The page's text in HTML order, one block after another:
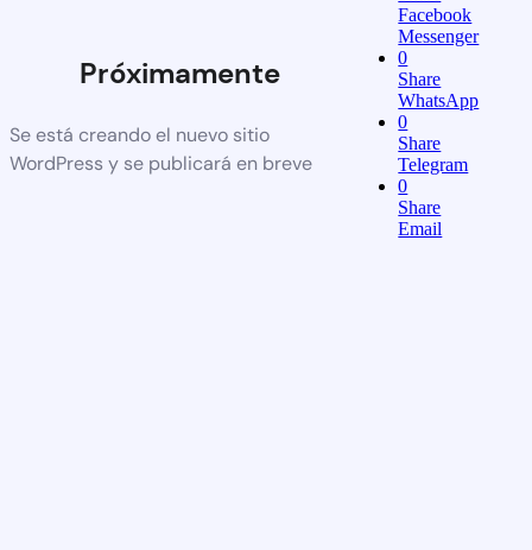
Próximamente
Se está creando el nuevo sitio
WordPress y se publicará en breve
Facebook
Messenger
0
Share
WhatsApp
0
Share
Telegram
0
Share
Email